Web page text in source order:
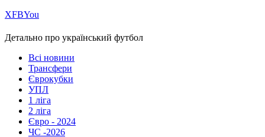
ХFBYou
Детально про український футбол
Всі новини
Трансфери
Єврокубки
УПЛ
1 ліга
2 ліга
Євро - 2024
ЧС -2026